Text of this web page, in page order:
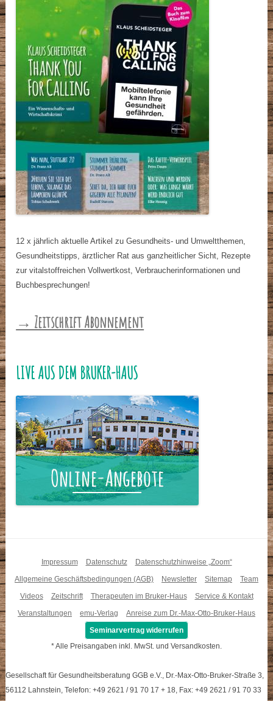
12 x jährlich aktuelle Artikel zu Gesundheits- und Umweltthemen,
Gesundheitstipps, ärztlicher Rat aus ganzheitlicher Sicht, Rezepte
zur vitalstoffreichen Vollwertkost, Verbraucherinformationen und
Buchbesprechungen!
→ Zeitschrift Abonnement
LIVE AUS DEM BRUKER-HAUS
Impressum Datenschutz
Datenschutzhinweise „Zoom“
Allgemeine Geschäftsbedingungen (AGB)
Newsletter Sitemap
Team
Videos
Zeitschrift Therapeuten im Bruker-Haus
Service & Kontakt
Veranstaltungen
emu-Verlag
Anreise zum Dr.-Max-Otto-Bruker-Haus
Seminarvertrag widerrufen
* Alle Preisangaben inkl. MwSt. und Versandkosten.
Gesellschaft für Gesundheitsberatung GGB e.V., Dr.-Max-Otto-Bruker-Straße 3,
56112 Lahnstein, Telefon: +49 2621 / 91 70 17 + 18, Fax: +49 2621 / 91 70 33